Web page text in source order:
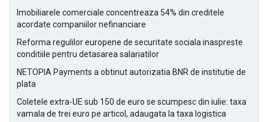
Imobiliarele comerciale concentreaza 54% din creditele
acordate companiilor nefinanciare
Reforma regulilor europene de securitate sociala inaspreste
conditiile pentru detasarea salariatilor
NETOPIA Payments a obtinut autorizatia BNR de institutie de
plata
Coletele extra-UE sub 150 de euro se scumpesc din iulie: taxa
vamala de trei euro pe articol, adaugata la taxa logistica